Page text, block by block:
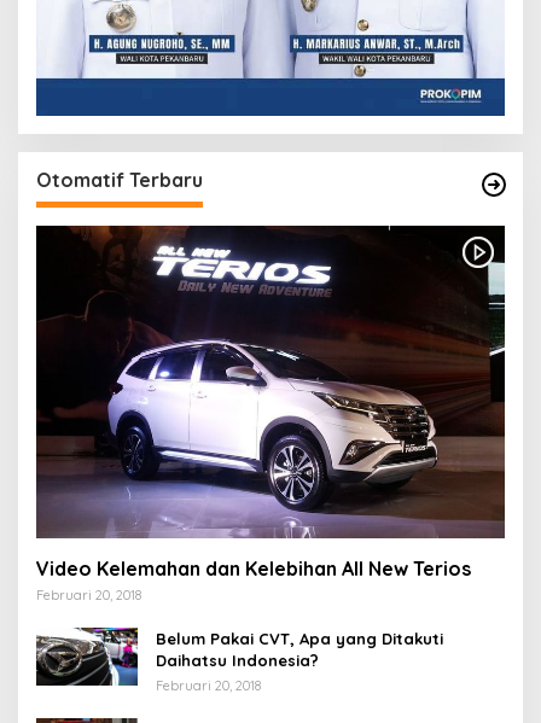
Otomatif Terbaru
Video Kelemahan dan Kelebihan All New Terios
Februari 20, 2018
Belum Pakai CVT, Apa yang Ditakuti
Daihatsu Indonesia?
Februari 20, 2018